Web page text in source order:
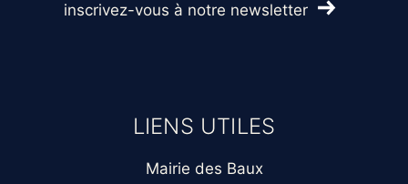
inscrivez-vous à notre newsletter
LIENS UTILES
Mairie des Baux